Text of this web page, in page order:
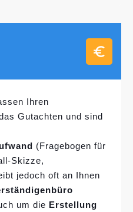
Ihren
Gutachten und sind
(Fragebogen für
Skizze,
jedoch oft an Ihnen
um die Erstellung